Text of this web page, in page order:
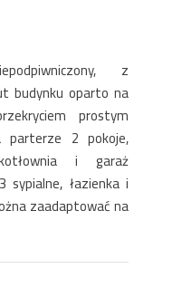
z
budynku oparto na
prostym
parterze 2 pokoje,
i garaż
sypialne, łazienka i
zaadaptować na